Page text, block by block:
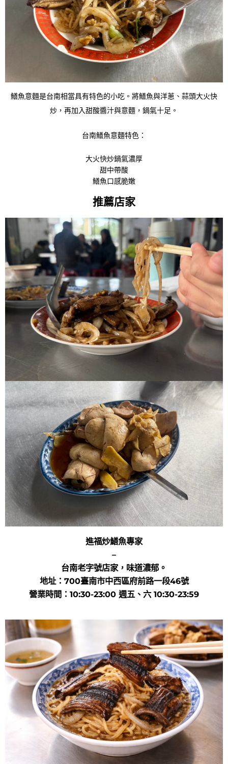
鱔魚意麵是台南相當具有特色的小吃。 將鱔魚與洋蔥、蒜頭大火快
炒，再加入甜酸醬汁與意麵，鍋氣十足。
台南鱔魚意麵特色：
大火快炒鍋氣濃厚
甜中帶酸
鱔魚口感脆嫩
推薦店家
進福炒鱔魚專家
–
台南老字號店家，味道濃郁。
地址：700臺南市中西區府前路一段46號
營業時間：10:30-23:00 週五、六 10:30-23:59